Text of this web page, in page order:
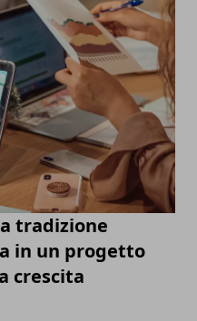
tradizione
in un progetto
crescita